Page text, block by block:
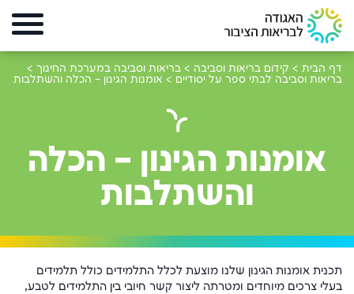
דף הבית > קידום בריאות וסביבה > בריאות וסביבה במערכת החינוך >
בריאות וסביבה לבתי ספר על יסודיים > אומנות הגינון – הכלה והשתלבות
אומנות הגינון – הכלה
והשתלבות
תכנית אומנות הגינון שלנו מוצעת לכלל התלמידים כולל תלמידים
בעלי צרכים מיוחדים ומטרתה ליצור קשר חיובי בין התלמידים לטבע,